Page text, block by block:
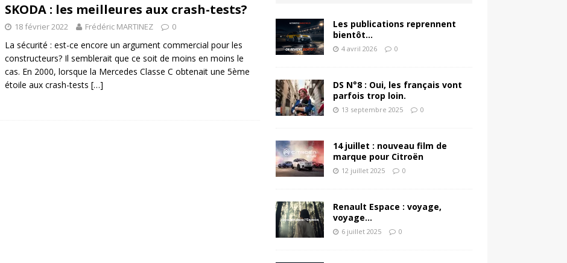
SKODA : les meilleures aux crash-tests?
18 février 2022 Frédéric MARTINEZ 0
La sécurité : est-ce encore un argument commercial pour les
constructeurs? Il semblerait que ce soit de moins en moins le
cas. En 2000, lorsque la Mercedes Classe C obtenait une 5ème
étoile aux crash-tests […]
Les publications reprennent
bientôt…
4 avril 2026 0
DS N°8 : Oui, les français vont
parfois trop loin.
13 septembre 2025 0
14 juillet : nouveau film de
marque pour Citroën
12 juillet 2025 0
Renault Espace : voyage,
voyage…
6 juillet 2025 0